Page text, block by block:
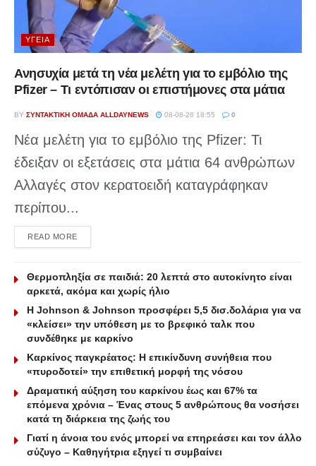
ΥΓΕΊΑ
Ανησυχία μετά τη νέα μελέτη για το εμβόλιο της
Pfizer – Τι εντόπισαν οι επιστήμονες στα μάτια
BY ΣΥΝΤΑΚΤΙΚΉ ΟΜΆΔΑ ALLDAYNEWS 08-08-26 18:55 0
Νέα μελέτη για το εμβόλιο της Pfizer: Τι
έδειξαν οι εξετάσεις στα μάτια 64 ανθρώπων
Αλλαγές στον κερατοειδή καταγράφηκαν
περίπου...
READ MOREDETAILS
Θερμοπληξία σε παιδιά: 20 λεπτά στο αυτοκίνητο είναι
αρκετά, ακόμα και χωρίς ήλιο
Η Johnson & Johnson προσφέρει 5,5 δισ.δολάρια για να
«κλείσει» την υπόθεση με το βρεφικό ταλκ που
συνδέθηκε με καρκίνο
Καρκίνος παγκρέατος: Η επικίνδυνη συνήθεια που
«πυροδοτεί» την επιθετική μορφή της νόσου
Δραματική αύξηση του καρκίνου έως και 67% τα
επόμενα χρόνια – Ένας στους 5 ανθρώπους θα νοσήσει
κατά τη διάρκεια της ζωής του
Γιατί η άνοια του ενός μπορεί να επηρεάσει και τον άλλο
σύζυγο – Καθηγήτρια εξηγεί τι συμβαίνει